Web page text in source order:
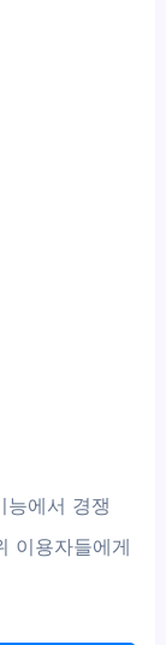
능에서 경쟁
이용자들에게